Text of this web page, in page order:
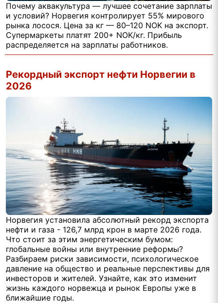
Почему аквакультура — лучшее сочетание зарплаты
и условий? Норвегия контролирует 55% мирового
рынка лосося. Цена за кг — 80–120 NOK на экспорт.
Супермаркеты платят 200+ NOK/кг. Прибыль
распределяется на зарплаты работников.
Рекордный экспорт нефти Норвегии в
2026
Норвегия установила абсолютный рекорд экспорта
нефти и газа - 126,7 млрд крон в марте 2026 года.
Что стоит за этим энергетическим бумом:
глобальные войны или внутренние реформы?
Разбираем риски зависимости, психологическое
давление на общество и реальные перспективы для
инвесторов и жителей. Узнайте, как это изменит
жизнь каждого норвежца и рынок Европы уже в
ближайшие годы.